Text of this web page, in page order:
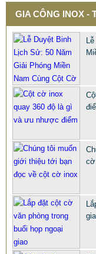
QUÀ TẶNG Ý
Mẫu:
GIA CÔNG INOX -
cờ